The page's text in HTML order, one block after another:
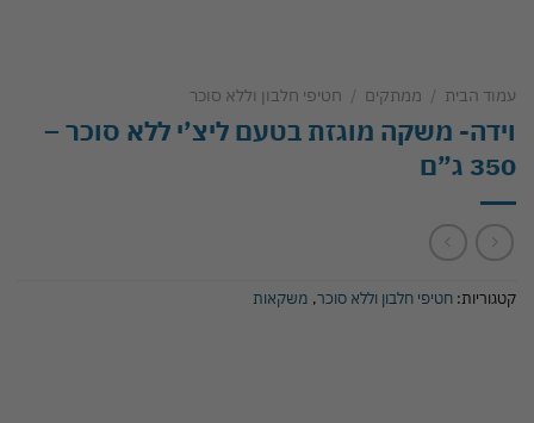
עמוד הבית / ממתקים / חטיפי חלבון וללא סוכר
וידה- משקה מוגזת בטעם ליצ’י ללא סוכר –
350 ג”ם
קטגוריות: חטיפי חלבון וללא סוכר, משקאות